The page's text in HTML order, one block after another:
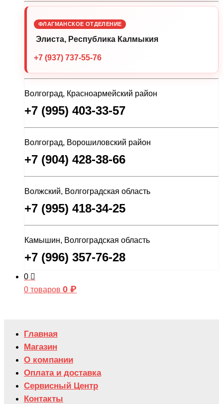
ФЛАГМАНСКОЕ ОТДЕЛЕНИЕ
Элиста, Республика Калмыкия
+7 (937) 737-55-76
Волгоград, Красноармейский район
+7 (995) 403-33-57
Волгоград, Ворошиловский район
+7 (904) 428-38-66
Волжский, Волгоградская область
+7 (995) 418-34-25
Камышин, Волгоградская область
+7 (996) 357-76-28
0
0 товаров 0 ₽
Главная
Магазин
О компании
Оплата и доставка
Сервисный Центр
Контакты